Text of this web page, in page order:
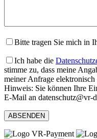
Bitte tragen Sie mich in
Ich habe die
stimme zu, dass meine
meiner Anfrage
Hinweis: Sie können Ihre
E-Mail an datenschutz@vr-